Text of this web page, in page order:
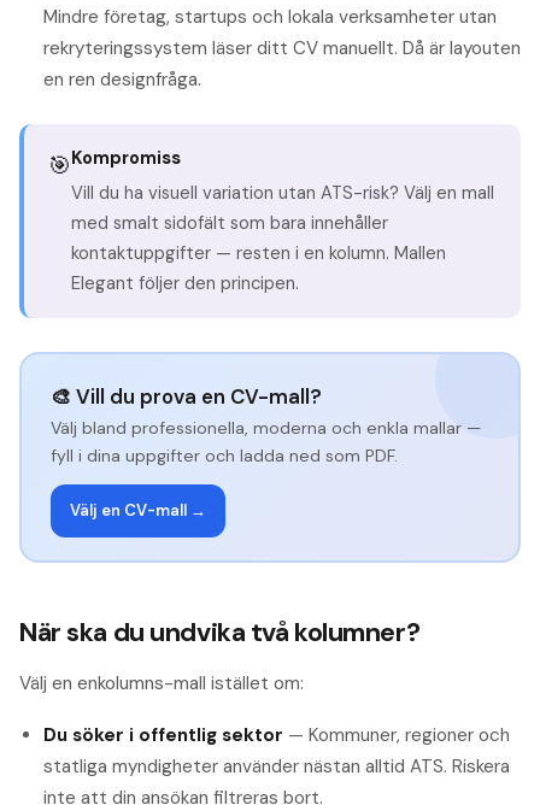
Mindre företag, startups och lokala verksamheter utan
rekryteringssystem läser ditt CV manuellt. Då är layouten
en ren designfråga.
🎯Kompromiss
Vill du ha visuell variation utan ATS-risk? Välj en mall
med smalt sidofält som bara innehåller
kontaktuppgifter — resten i en kolumn. Mallen
Elegant följer den principen.
🎨 Vill du prova en CV-mall?
Välj bland professionella, moderna och enkla mallar —
fyll i dina uppgifter och ladda ned som PDF.
Välj en CV-mall →
När ska du undvika två kolumner?
Välj en enkolumns-mall istället om:
Du söker i offentlig sektor — Kommuner, regioner och
statliga myndigheter använder nästan alltid ATS. Riskera
inte att din ansökan filtreras bort.